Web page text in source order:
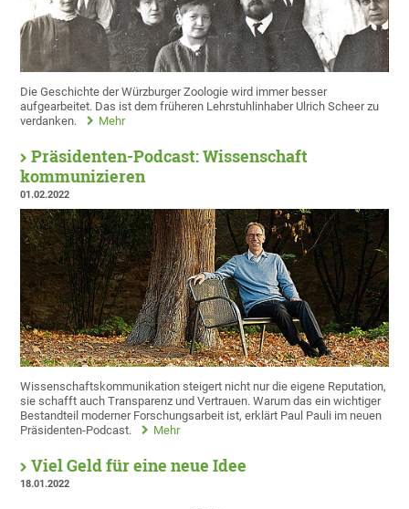
Die Geschichte der Würzburger Zoologie wird immer besser
aufgearbeitet. Das ist dem früheren Lehrstuhlinhaber Ulrich Scheer zu
verdanken.
Mehr
Präsidenten-Podcast: Wissenschaft
kommunizieren
01.02.2022
Wissenschaftskommunikation steigert nicht nur die eigene Reputation,
sie schafft auch Transparenz und Vertrauen. Warum das ein wichtiger
Bestandteil moderner Forschungsarbeit ist, erklärt Paul Pauli im neuen
Präsidenten-Podcast.
Mehr
Viel Geld für eine neue Idee
18.01.2022